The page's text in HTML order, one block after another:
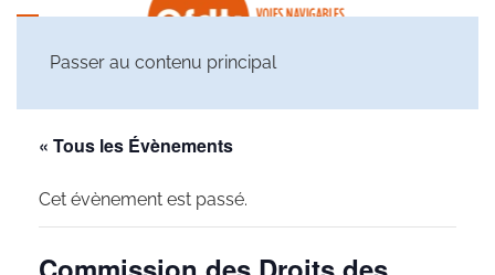
Passer au contenu principal
« Tous les Évènements
Cet évènement est passé.